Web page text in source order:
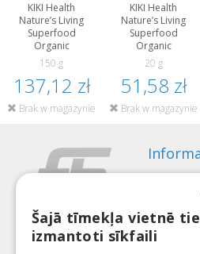
KIKI Health
Nature’s Living
Superfood
Organic
150 g
137,12 zł
Brak w magazynie
KIKI Health
Nature’s Living
Superfood
Organic
20 g
51,58 zł
Brak w magazynie
Sposoby
O nas
Šajā tīmekļa vietnē
izmantoti sīkfaili